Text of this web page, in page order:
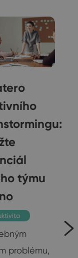
týmu
problému,